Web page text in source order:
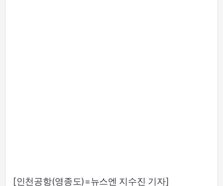
[인천공항(영종도)=뉴스엔 지수진 기자]